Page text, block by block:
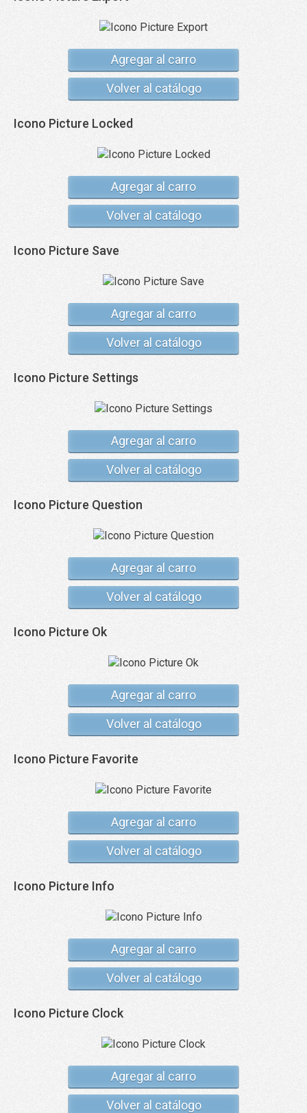
Agregar al carro
Volver al catálogo
Icono Picture Locked
Agregar al carro
Volver al catálogo
Icono Picture Save
Agregar al carro
Volver al catálogo
Icono Picture Settings
Agregar al carro
Volver al catálogo
Icono Picture Question
Agregar al carro
Volver al catálogo
Icono Picture Ok
Agregar al carro
Volver al catálogo
Icono Picture Favorite
Agregar al carro
Volver al catálogo
Icono Picture Info
Agregar al carro
Volver al catálogo
Icono Picture Clock
Agregar al carro
Volver al catálogo